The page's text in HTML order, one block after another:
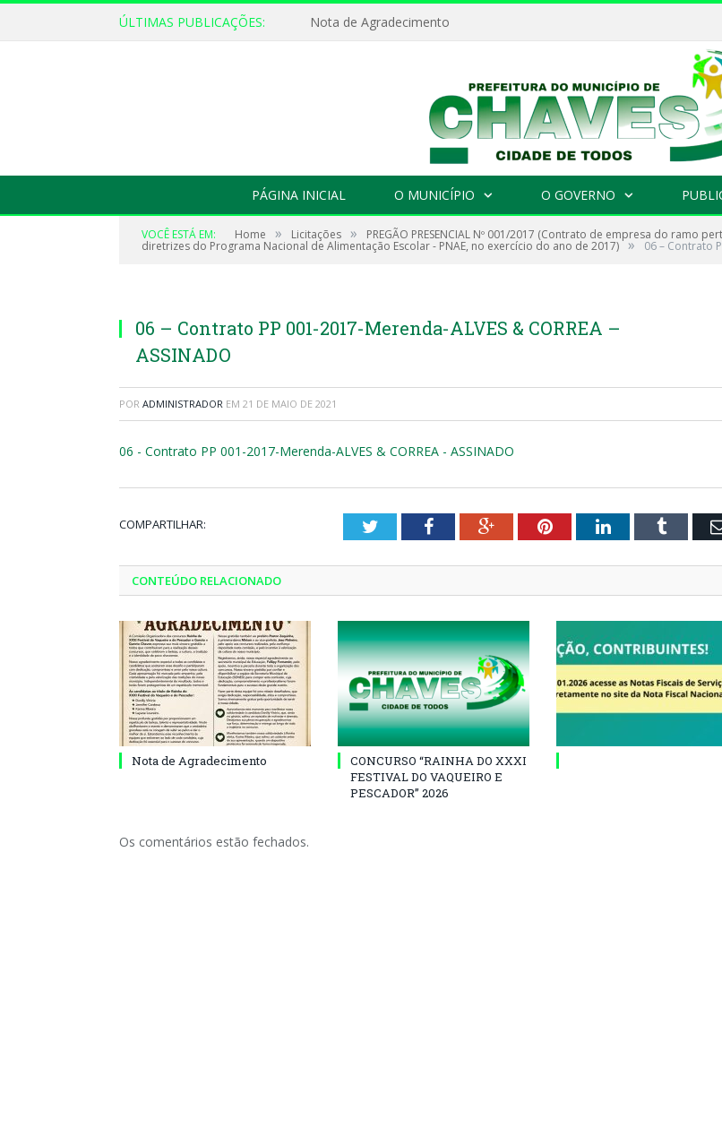
ÚLTIMAS PUBLICAÇÕES: Nota de Agradecimento
PÁGINA INICIAL O MUNICÍPIO O GOVERNO
VOCÊ ESTÁ EM: Home » Licitações » PREGÃO PRESENCIAL Nº 001/2017 (Contrato de empresa do ramo
diretrizes do Programa Nacional de Alimentação Escolar - PNAE, no exercício do ano de 2017) » 06 – Contrato
06 – Contrato PP 001-2017-Merenda-ALVES & CORREA –
ASSINADO
POR ADMINISTRADOR EM 21 DE MAIO DE 2021
06 - Contrato PP 001-2017-Merenda-ALVES & CORREA - ASSINADO
COMPARTILHAR: TwitterFacebookGoogle+PinterestLinkedInTumblr
CONTEÚDO RELACIONADO
Nota de Agradecimento
CONCURSO “RAINHA DO XXXI
FESTIVAL DO VAQUEIRO E
PESCADOR” 2026
Os comentários estão fechados.